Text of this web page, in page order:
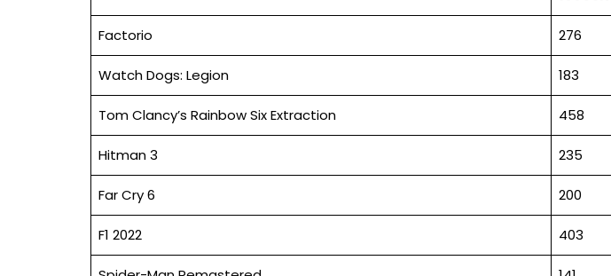
Factorio 276
Watch Dogs: Legion 183
Tom Clancy’s Rainbow Six Extraction 458
Hitman 3 235
Far Cry 6 200
F1 2022 403